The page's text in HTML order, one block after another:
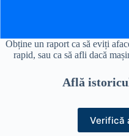
Obține un raport ca să eviți
rapid, sau ca să afli dacă
Află
Verifică